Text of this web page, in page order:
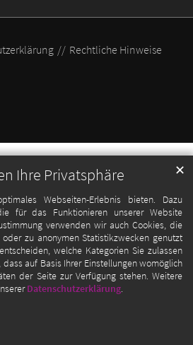
Ihre Privatsphäre
Webseiten-Erlebnis bieten. Dazu
für das Funktionieren unserer Website
verwenden wir auch Cookies, die
zu anonymen Statistikzwecken genutzt
welche Kategorien Sie zulassen
auf Basis Ihrer Einstellungen womöglich
der Seite zur Verfügung stehen. Weitere
Datenschutzerklärung.
✕
Rechtliche Hinweise